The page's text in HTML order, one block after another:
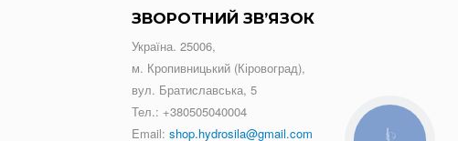
ЗВОРОТНИЙ ЗВ’ЯЗОК
Україна. 25006,
м. Кропивницький (Кіровоград),
вул. Братиславська, 5
Тел.: +380505040004
Email: shop.hydrosila@gmail.com КНОПКА